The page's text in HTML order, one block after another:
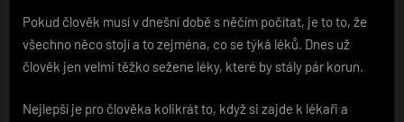
Pokud člověk musí v dnešní době s něčím počítat, je to to, že
všechno něco stojí a to zejména, co se týká léků. Dnes už
člověk jen velmi těžko sežene léky, které by stály pár korun.
Nejlepší je pro člověka kolikrát to, když si zajde k lékaři a